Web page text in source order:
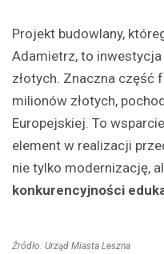
Projekt budowlany,
Adamietrz, to
złotych. Znaczna część
milionów złotych,
Europejskiej. To
element w realizacji
nie tylko modernizację,
konkurencyjności
Źródło: Urząd Miasta Leszna